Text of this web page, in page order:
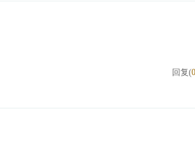
回复(0